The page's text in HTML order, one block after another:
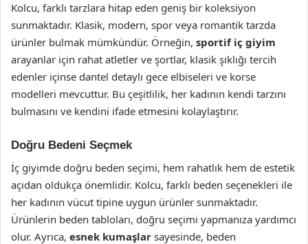
Kolcu, farklı tarzlara hitap eden geniş bir koleksiyon
sunmaktadır. Klasik, modern, spor veya romantik tarzda
ürünler bulmak mümkündür. Örneğin, sportif iç giyim
arayanlar için rahat atletler ve şortlar, klasik şıklığı tercih
edenler içinse dantel detaylı gece elbiseleri ve korse
modelleri mevcuttur. Bu çeşitlilik, her kadının kendi tarzını
bulmasını ve kendini ifade etmesini kolaylaştırır.
Doğru Bedeni Seçmek
İç giyimde doğru beden seçimi, hem rahatlık hem de estetik
açıdan oldukça önemlidir. Kolcu, farklı beden seçenekleri ile
her kadının vücut tipine uygun ürünler sunmaktadır.
Ürünlerin beden tabloları, doğru seçimi yapmanıza yardımcı
olur. Ayrıca, esnek kumaşlar sayesinde, beden